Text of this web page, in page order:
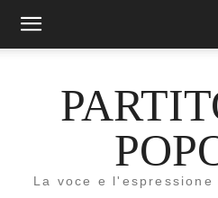
La voce e l'espressione